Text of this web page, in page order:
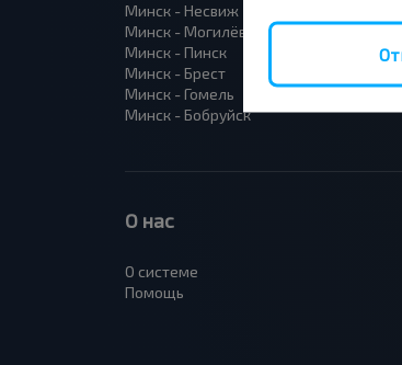
Минск - Несвиж
Минск - Могилёв
Минск - Пинск
Минск - Брест
Минск - Гомель
Минск - Бобруйск
О нас
О системе
Помощь